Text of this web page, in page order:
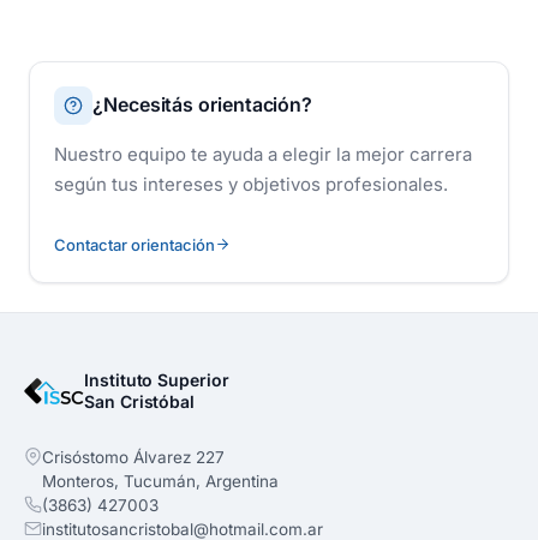
¿Necesitás orientación?
Nuestro equipo te ayuda a elegir la mejor carrera
según tus intereses y objetivos profesionales.
Contactar orientación
Instituto Superior
San Cristóbal
Crisóstomo Álvarez 227
Monteros, Tucumán, Argentina
(3863) 427003
institutosancristobal@hotmail.com.ar